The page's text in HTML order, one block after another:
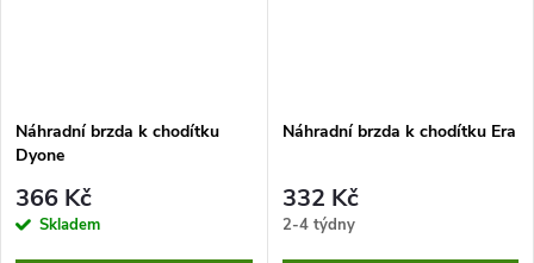
Náhradní brzda k chodítku
Dyone
366 Kč
Skladem
Náhradní brzda k chodítku Era
332 Kč
2-4 týdny